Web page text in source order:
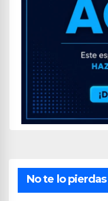
No te lo pierdas